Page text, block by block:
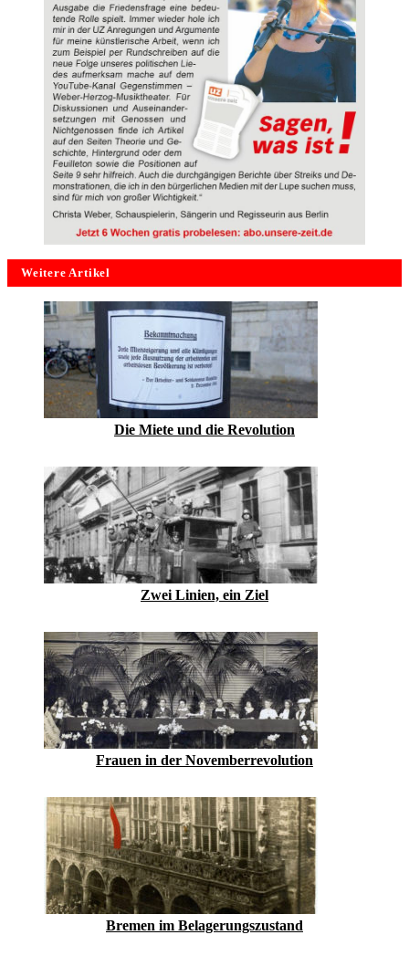
Weitere Artikel
Die Miete und die Revolution
Zwei Linien, ein Ziel
Frauen in der Novemberrevolution
Bremen im Belagerungszustand